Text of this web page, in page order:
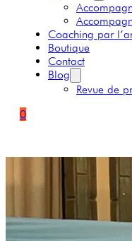
Coaching par
Boutique
Contact
Blog
Revue de
0